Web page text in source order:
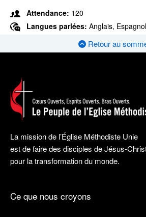
Attendance: 120
Langues parlées: Anglais, Espagnol
Retour au
La mission de l’Église Méthodiste Unie
est de faire des disciples de Jésus-
pour la transformation du monde.
Ce que nous croyons